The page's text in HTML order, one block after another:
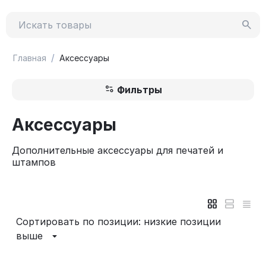
Главная / Аксессуары
Фильтры
Аксессуары
Дополнительные аксессуары для печатей и
штампов
Сортировать по позиции: низкие позиции
выше